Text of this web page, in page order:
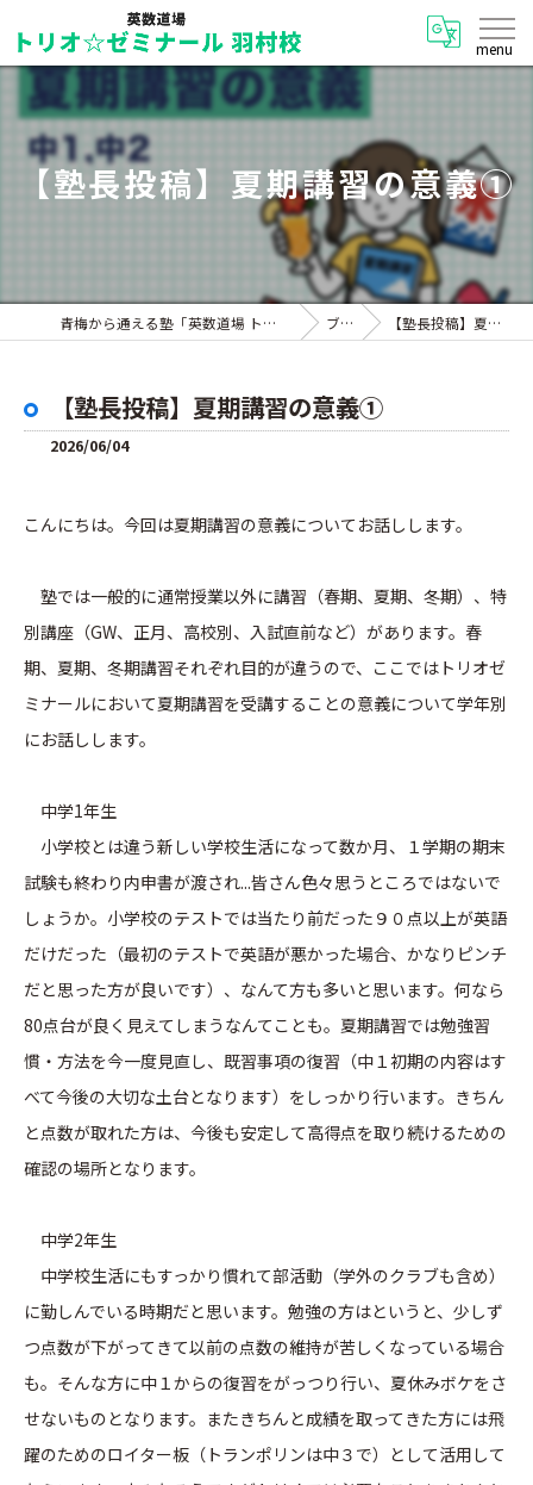
【塾長投稿】夏期講習の意義①
青梅から通える塾「英数道場 トリオ☆ゼミナール 羽村校」 ブログ 【塾長投稿】夏期講習の意義①
【塾長投稿】夏期講習の意義①
2026/06/04
こんにちは。今回は夏期講習の意義についてお話しします。
塾では一般的に通常授業以外に講習（春期、夏期、冬期）、特
別講座（GW、正月、高校別、入試直前など）があります。春
期、夏期、冬期講習それぞれ目的が違うので、ここではトリオゼ
ミナールにおいて夏期講習を受講することの意義について学年別
にお話しします。
中学1年生
小学校とは違う新しい学校生活になって数か月、１学期の期末
試験も終わり内申書が渡され...皆さん色々思うところではないで
しょうか。小学校のテストでは当たり前だった９０点以上が英語
だけだった（最初のテストで英語が悪かった場合、かなりピンチ
だと思った方が良いです）、なんて方も多いと思います。何なら
80点台が良く見えてしまうなんてことも。夏期講習では勉強習
慣・方法を今一度見直し、既習事項の復習（中１初期の内容はす
べて今後の大切な土台となります）をしっかり行います。きちん
と点数が取れた方は、今後も安定して高得点を取り続けるための
確認の場所となります。
中学2年生
中学校生活にもすっかり慣れて部活動（学外のクラブも含め）
に勤しんでいる時期だと思います。勉強の方はというと、少しず
つ点数が下がってきて以前の点数の維持が苦しくなっている場合
も。そんな方に中１からの復習をがっつり行い、夏休みボケをさ
せないものとなります。またきちんと成績を取ってきた方には飛
躍のためのロイター板（トランポリンは中３で）として活用して